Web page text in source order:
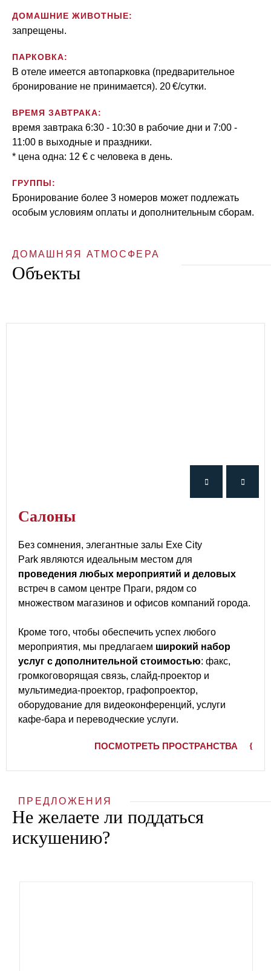
ДОМАШНИЕ ЖИВОТНЫЕ:
запрещены.
ПАРКОВКА:
В отеле имеется автопарковка (предварительное
бронирование не принимается). 20 €/сутки.
ВРЕМЯ ЗАВТРАКА:
время завтрака 6:30 - 10:30 в рабочие дни и 7:00 -
11:00 в выходные и праздники.
* цена одна: 12 € с человека в день.
ГРУППЫ:
Бронирование более 3 номеров может подлежать
особым условиям оплаты и дополнительным сборам.
ДОМАШНЯЯ АТМОСФЕРА
Объекты
Салоны
Без сомнения, элегантные залы Exe City
Park являются идеальным местом для
проведения любых мероприятий и деловых
встреч в самом центре Праги, рядом со
множеством магазинов и офисов компаний города.
Кроме того, чтобы обеспечить успех любого
мероприятия, мы предлагаем широкий набор
услуг с дополнительной стоимостью: факс,
громкоговорящая связь, слайд-проектор и
мультимедиа-проектор, графопроектор,
оборудование для видеоконференций, услуги
кафе-бара и переводческие услуги.
ПОСМОТРЕТЬ ПРОСТРАНСТВА
ПРЕДЛОЖЕНИЯ
Не желаете ли поддаться
искушению?